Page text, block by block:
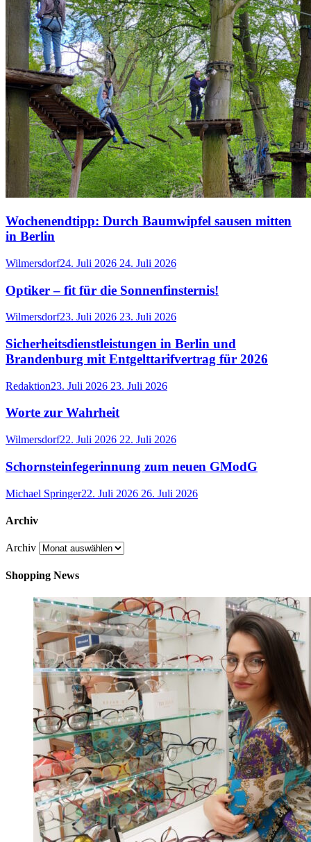
Wochenendtipp: Durch Baumwipfel sausen mitten
in Berlin
Wilmersdorf24. Juli 2026 24. Juli 2026
Optiker – fit für die Sonnenfinsternis!
Wilmersdorf23. Juli 2026 23. Juli 2026
Sicherheitsdienstleistungen in Berlin und
Brandenburg mit Entgelttarifvertrag für 2026
Redaktion23. Juli 2026 23. Juli 2026
Worte zur Wahrheit
Wilmersdorf22. Juli 2026 22. Juli 2026
Schornsteinfegerinnung zum neuen GModG
Michael Springer22. Juli 2026 26. Juli 2026
Archiv
Archiv
Shopping News